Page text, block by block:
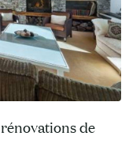
de